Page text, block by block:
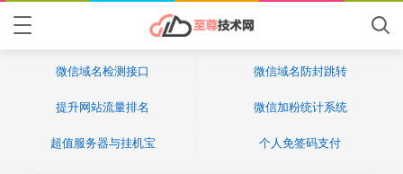
微信域名检测接口 微信域名防封跳转
提升网站流量排名 微信加粉统计系统
超值服务器与挂机宝 个人免签码支付